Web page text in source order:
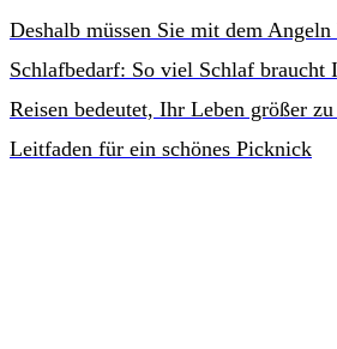
Deshalb müssen Sie mit dem Angeln
Schlafbedarf: So viel Schlaf braucht
Reisen bedeutet, Ihr Leben größer
Leitfaden für ein schönes Picknick